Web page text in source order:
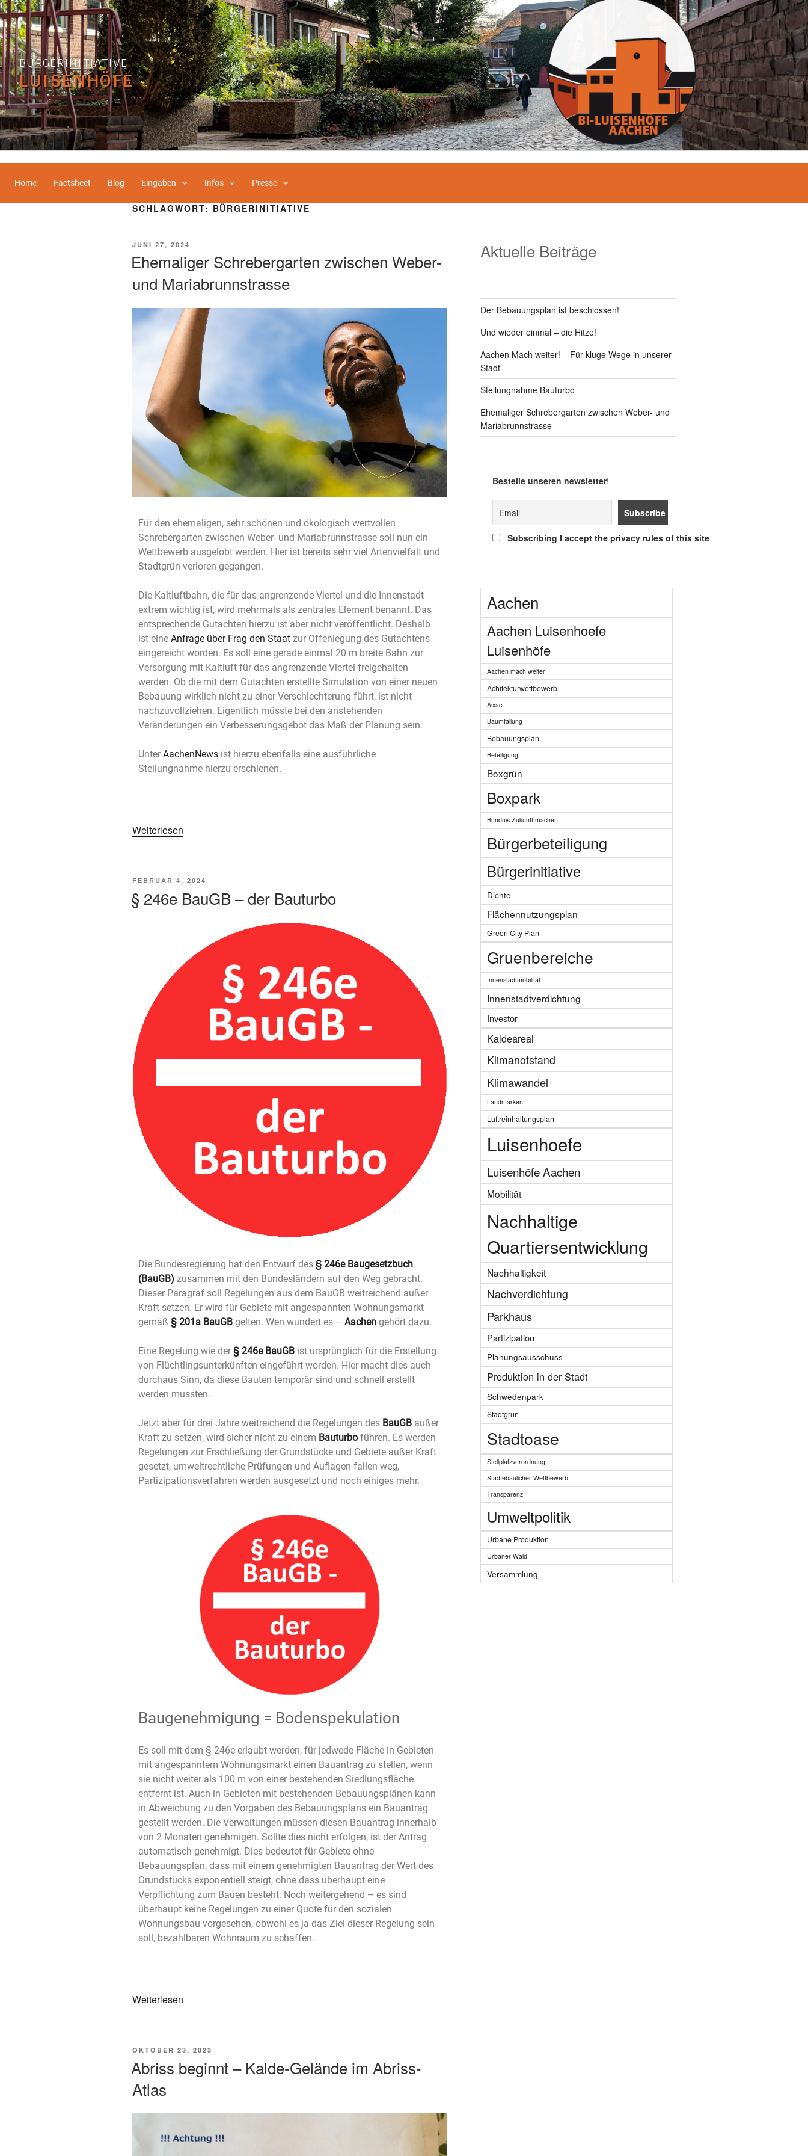
BÜRGERINITIATIVE
LUISENHÖFE
Home Factsheet Blog Eingaben Infos Presse
SCHLAGWORT: BÜRGERINITIATIVE
JUNI 27, 2024
Ehemaliger Schrebergarten zwischen Weber-
und Mariabrunnstrasse
Für den ehemaligen, sehr schönen und ökologisch wertvollen
Schrebergarten zwischen Weber- und Mariabrunnstrasse soll nun ein
Wettbewerb ausgelobt werden. Hier ist bereits sehr viel Artenvielfalt und
Stadtgrün verloren gegangen.
Die Kaltluftbahn, die für das angrenzende Viertel und die Innenstadt
extrem wichtig ist, wird mehrmals als zentrales Element benannt. Das
entsprechende Gutachten hierzu ist aber nicht veröffentlicht. Deshalb
ist eine Anfrage über Frag den Staat zur Offenlegung des Gutachtens
eingereicht worden. Es soll eine gerade einmal 20 m breite Bahn zur
Versorgung mit Kaltluft für das angrenzende Viertel freigehalten
werden. Ob die mit dem Gutachten erstellte Simulation von einer neuen
Bebauung wirklich nicht zu einer Verschlechterung führt, ist nicht
nachzuvollziehen. Eigentlich müsste bei den anstehenden
Veränderungen ein Verbesserungsgebot das Maß der Planung sein.
Unter AachenNews ist hierzu ebenfalls eine ausführliche
Stellungnahme hierzu erschienen.
Weiterlesen
FEBRUAR 4, 2024
§ 246e BauGB – der Bauturbo
Die Bundesregierung hat den Entwurf des § 246e Baugesetzbuch
(BauGB) zusammen mit den Bundesländern auf den Weg gebracht.
Dieser Paragraf soll Regelungen aus dem BauGB weitreichend außer
Kraft setzen. Er wird für Gebiete mit angespannten Wohnungsmarkt
gemäß § 201a BauGB gelten. Wen wundert es – Aachen gehört dazu.
Eine Regelung wie der § 246e BauGB ist ursprünglich für die Erstellung
von Flüchtlingsunterkünften eingeführt worden. Hier macht dies auch
durchaus Sinn, da diese Bauten temporär sind und schnell erstellt
werden mussten.
Jetzt aber für drei Jahre weitreichend die Regelungen des BauGB außer
Kraft zu setzen, wird sicher nicht zu einem Bauturbo führen. Es werden
Regelungen zur Erschließung der Grundstücke und Gebiete außer Kraft
gesetzt, umweltrechtliche Prüfungen und Auflagen fallen weg,
Partizipationsverfahren werden ausgesetzt und noch einiges mehr.
Baugenehmigung = Bodenspekulation
Es soll mit dem § 246e erlaubt werden, für jedwede Fläche in Gebieten
mit angespanntem Wohnungsmarkt einen Bauantrag zu stellen, wenn
sie nicht weiter als 100 m von einer bestehenden Siedlungsfläche
entfernt ist. Auch in Gebieten mit bestehenden Bebauungsplänen kann
in Abweichung zu den Vorgaben des Bebauungsplans ein Bauantrag
gestellt werden. Die Verwaltungen müssen diesen Bauantrag innerhalb
von 2 Monaten genehmigen. Sollte dies nicht erfolgen, ist der Antrag
automatisch genehmigt. Dies bedeutet für Gebiete ohne
Bebauungsplan, dass mit einem genehmigten Bauantrag der Wert des
Grundstücks exponentiell steigt, ohne dass überhaupt eine
Verpflichtung zum Bauen besteht. Noch weitergehend – es sind
überhaupt keine Regelungen zu einer Quote für den sozialen
Wohnungsbau vorgesehen, obwohl es ja das Ziel dieser Regelung sein
soll, bezahlbaren Wohnraum zu schaffen.
Weiterlesen
OKTOBER 23, 2023
Abriss beginnt – Kalde-Gelände im Abriss-
Atlas
Aktuelle Beiträge
Der Bebauungsplan ist beschlossen!
Und wieder einmal – die Hitze!
Aachen Mach weiter! – Für kluge Wege in unserer
Stadt
Stellungnahme Bauturbo
Ehemaliger Schrebergarten zwischen Weber- und
Mariabrunnstrasse
Bestelle unseren newsletter!
Subscribing I accept the privacy rules of this site
Aachen
Aachen Luisenhoefe
Luisenhöfe
Aachen mach weiter
Achitekturwettbewerb
Aixact
Baumfällung
Bebauungsplan
Beteiligung
Boxgrün
Boxpark
Bündnis Zukunft machen
Bürgerbeteiligung
Bürgerinitiative
Dichte
Flächennutzungsplan
Green City Plan
Gruenbereiche
Innenstadtmobilität
Innenstadtverdichtung
Investor
Kaldeareal
Klimanotstand
Klimawandel
Landmarken
Luftreinhaltungsplan
Luisenhoefe
Luisenhöfe Aachen
Mobilität
Nachhaltige
Quartiersentwicklung
Nachhaltigkeit
Nachverdichtung
Parkhaus
Partizipation
Planungsausschuss
Produktion in der Stadt
Schwedenpark
Stadtgrün
Stadtoase
Stellplatzverordnung
Städtebaulicher Wettbewerb
Transparenz
Umweltpolitik
Urbane Produktion
Urbaner Wald
Versammlung